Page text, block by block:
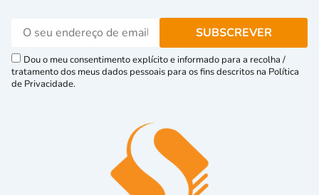
Dou o meu consentimento explícito e informado para a recolha /
tratamento dos meus dados pessoais para os fins descritos na Política
de Privacidade.